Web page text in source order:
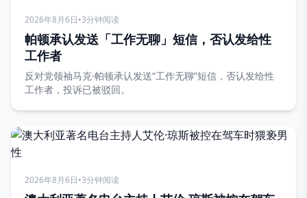
2026年8月6日•3分钟阅读
帕顿承认发送「工作无聊」短信，否认发给性
工作者
反对党领袖马克·帕顿承认发送“工作无聊”短信，否认发给性
工作者，投诉已被驳回。
2026年8月6日•3分钟阅读